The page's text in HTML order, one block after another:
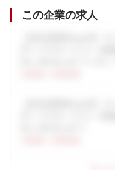
この企業の求人